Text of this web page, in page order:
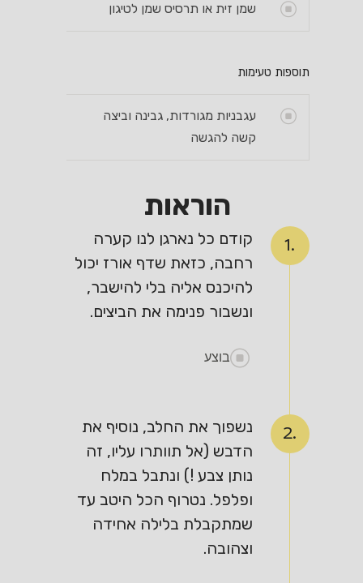
שמן זית או תרסיס שמן לטיגון
תוספות טעימות
עגבניות מגורדות, גבינה וביצה
קשה להגשה
הוראות
1.
קודם כל נארגן לנו קערה
רחבה, כזאת שדף אורז יכול
להיכנס אליה בלי להישבר,
ונשבור פנימה את הביצים.
בוצע
2.
נשפוך את החלב, נוסיף את
הדבש (אל תוותרו עליו, זה
נותן צבע !) ונתבל במלח
ופלפל. נטרוף הכל היטב עד
שמתקבלת בלילה אחידה
וצהובה.